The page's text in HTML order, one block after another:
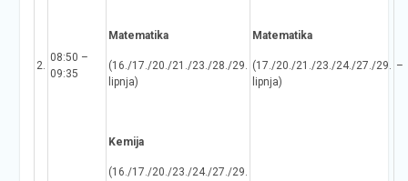
2.
08:50 –
09:35
Matematika
(16./17./20./21./23./28./29.
lipnja)
Kemija
(16./17./20./23./24./27./29.
Matematika
(17./20./21./23./24./27./29.
lipnja)
–